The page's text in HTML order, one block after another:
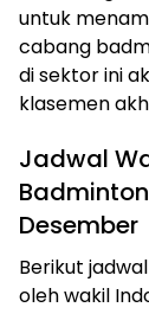
untuk
cabang
di sektor ini
klasemen
Jadwal
Badminton
Desember
Berikut
oleh wakil